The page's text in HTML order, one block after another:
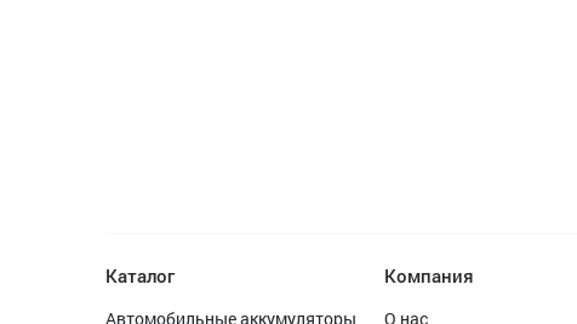
Каталог
Автомобильные аккумуляторы
Компания
О нас